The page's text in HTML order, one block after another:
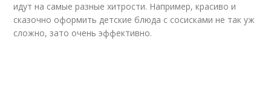
идут на самые разные хитрости. Например, красиво и
сказочно оформить детские блюда с сосисками не так уж
сложно, зато очень эффективно.